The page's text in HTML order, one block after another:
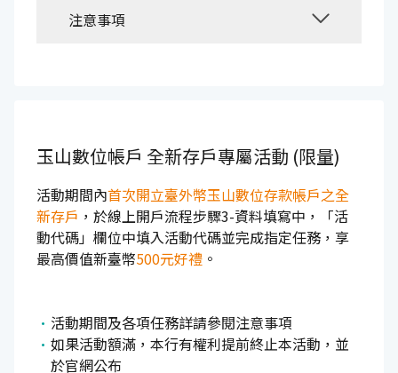
注意事項
玉山數位帳戶 全新存戶專屬活動 (限量)
活動期間內首次開立臺外幣玉山數位存款帳戶之全
新存戶 ，於線上開戶流程步驟3-資料填寫中，「活
動代碼」欄位中填入活動代碼並完成指定任務，享
最高價值新臺幣500元好禮 。
活動期間及各項任務詳請參閱注意事項
如果活動額滿，本行有權利提前終止本活動，並
於官網公布